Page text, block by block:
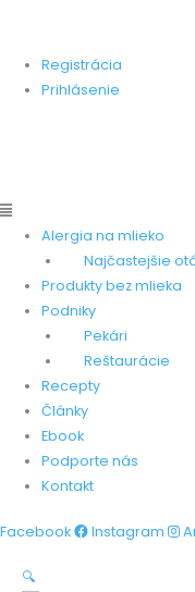
obsahRegistrácia
Prihlásenie
Alergia na mlieko
Najčastejšie
Produkty bez mlieka
Podniky
Pekári
Reštaurácie
Recepty
Články
Ebook
Podporte nás
Kontakt
Facebook Instagram
🔍